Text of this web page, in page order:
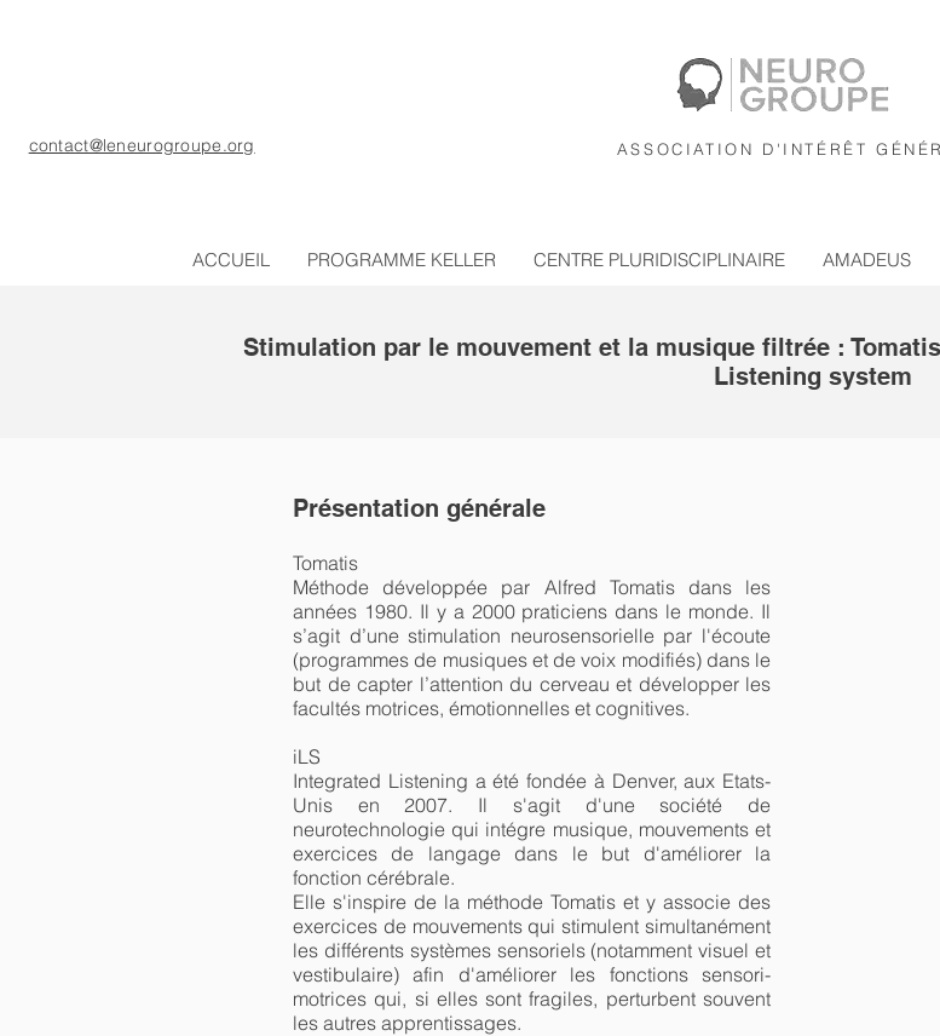
contact@leneurogroupe.org ASSOCIATION D'INTÉRÊT
ACCUEIL PROGRAMME KELLER CENTRE PLURIDISCIPLINAIRE AMADEUS
Stimulation par le mouvement et la musique filtrée :
Listening system
Présentation générale
Tomatis
Méthode développée par Alfred Tomatis dans les
années 1980. Il y a 2000 praticiens dans le monde. Il
s’agit d’une stimulation neurosensorielle par l'écoute
(programmes de musiques et de voix modifiés) dans le
but de capter l’attention du cerveau et développer les
facultés motrices, émotionnelles et cognitives.
iLS
Integrated Listening a été fondée à Denver, aux Etats-
Unis en 2007. Il s'agit d'une société de
neurotechnologie qui intégre musique, mouvements et
exercices de langage dans le but d'améliorer la
fonction cérébrale.
Elle s'inspire de la méthode Tomatis et y associe des
exercices de mouvements qui stimulent simultanément
les différents systèmes sensoriels (notamment visuel et
vestibulaire) afin d'améliorer les fonctions sensori-
motrices qui, si elles sont fragiles, perturbent souvent
les autres apprentissages.